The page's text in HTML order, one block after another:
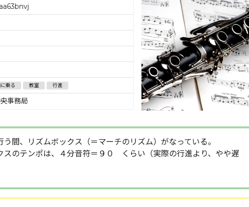
乗る 教室 行進
事務局
う間、リズムボックス（＝マーチのリズム）がなっている。
スのテンポは、４分音符＝９０ くらい（実際の行進より、やや遅